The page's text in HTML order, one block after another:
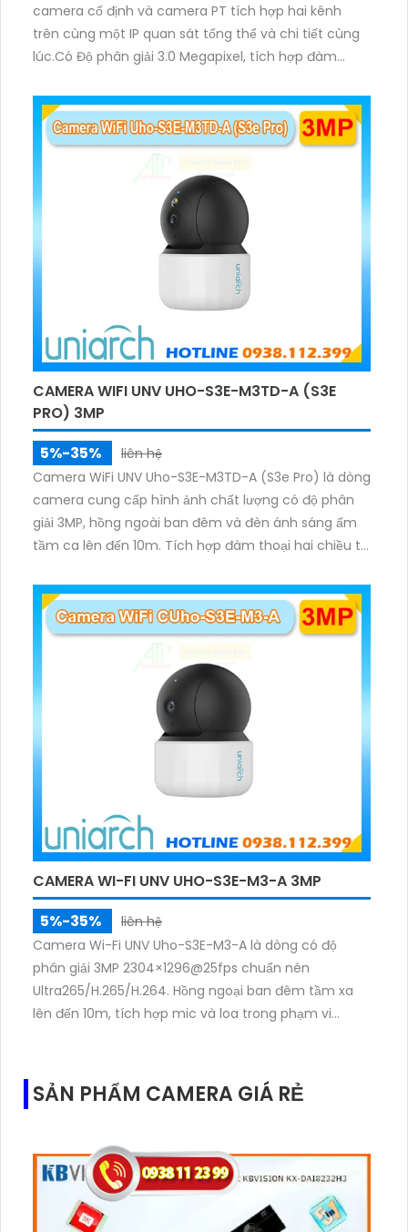
camera cố định và camera PT tích hợp hai kênh
trên cùng một IP quan sát tổng thể và chi tiết cùng
lúc.Có Độ phân giải 3.0 Megapixel, tích hợp đàm
sáng ấm lên đến 10m.
CAMERA WIFI UNV UHO-S3E-M3TD-A (S3E
PRO) 3MP
5%-35%
liên hệ
Camera WiFi UNV Uho-S3E-M3TD-A (S3e Pro) là dòng
camera cung cấp hình ảnh chất lượng có độ phân
giải 3MP, hồng ngoài ban đêm và đèn ánh sáng ấm
tầm ca lên đến 10m. Tích hợp đàm thoại hai chiều to
CAMERA WI-FI UNV UHO-S3E-M3-A 3MP
5%-35%
liên hệ
Camera Wi-Fi UNV Uho-S3E-M3-A là dòng có độ
phân giải 3MP 2304×1296@25fps chuẩn nén
Ultra265/H.265/H.264. Hồng ngoại ban đêm tầm xa
lên đến 10m, tích hợp mic và loa trong phạm vi
SẢN PHẨM CAMERA GIÁ RẺ